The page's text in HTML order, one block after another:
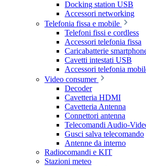
Docking station USB
Accessori networking
Telefonia fissa e mobile
Telefoni fissi e cordless
Accessori telefonia fissa
Caricabatterie
Cavetti intestati USB
Accessori telefonia
Video consumer
Decoder
Cavetteria HDMI
Cavetteria Antenna
Connettori antenna
Telecomandi Audio-
Gusci salva telecomando
Antenne da interno
Radiocomandi e KIT
Stazioni meteo